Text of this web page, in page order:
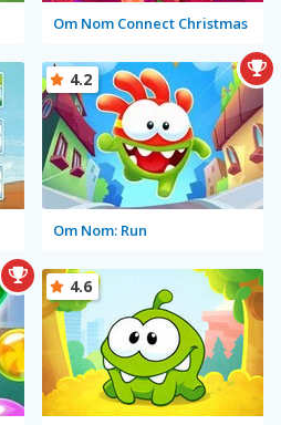
Om Nom Connect Christmas
Om Nom: Run
4.2
4.6